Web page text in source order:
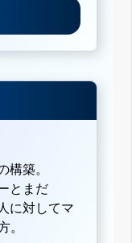
構築。
とまだ
に対してマ
。